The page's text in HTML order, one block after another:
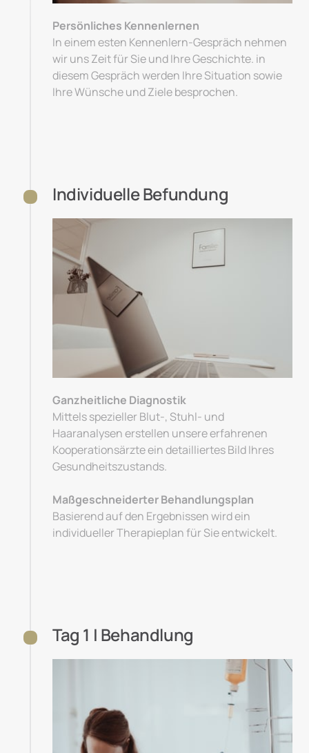
Persönliches Kennenlernen
In einem esten Kennenlern-Gespräch nehmen
wir uns Zeit für Sie und Ihre Geschichte. in
diesem Gespräch werden Ihre Situation sowie
Ihre Wünsche und Ziele besprochen.
Individuelle Befundung
Ganzheitliche Diagnostik
Mittels spezieller Blut-, Stuhl- und
Haaranalysen erstellen unsere erfahrenen
Kooperationsärzte ein detailliertes Bild Ihres
Gesundheitszustands.
Maßgeschneiderter Behandlungsplan
Basierend auf den Ergebnissen wird ein
individueller Therapieplan für Sie entwickelt.
Tag 1 | Behandlung